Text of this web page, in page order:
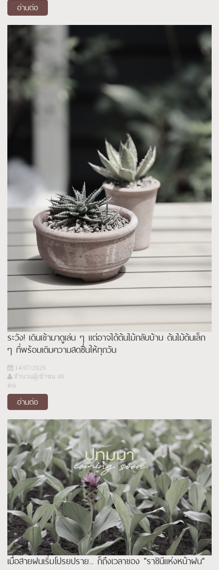
อ่านต่อ
ระวัง! เดินเข้ามาดูเล่น ๆ แต่อาจได้ต้นไม้กลับบ้าน ต้นไม้ต้นเล็ก
ๆ ที่พร้อมเติมความสดชื่นให้ทุกวัน
14/07/2026
จำนวนผู้เข้าชม 48
คน
อ่านต่อ
เมื่อสายฝนเริ่มโปรยปราย... ก็ถึงเวลาของ "ราชินีแห่งหน้าฝน"